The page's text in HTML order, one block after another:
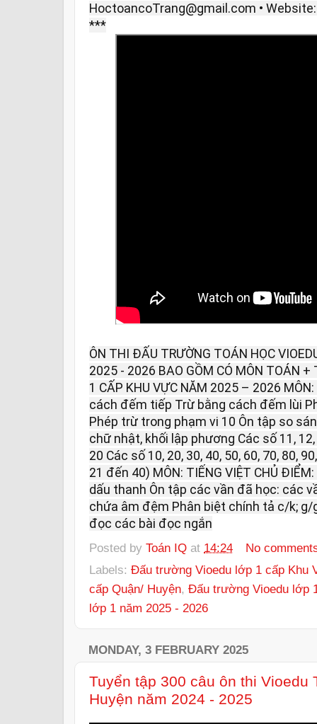
HoctoancoTrang@gmail.com •
***
ÔN THI ĐẤU TRƯỜNG TOÁN HỌC
2025 - 2026 BAO GỒM CÓ MÔN TOÁN +
1 CẤP KHU VỰC NĂM 2025 – 2026
cách đếm tiếp Trừ bằng cách đếm lùi
Phép trừ trong phạm vi 10 Ôn tập so
chữ nhật, khối lập phương Các số 11, 12,
20 Các số 10, 20, 30, 40, 50, 60, 70, 80,
21 đến 40) MÔN: TIẾNG VIỆT CHỦ
dấu thanh Ôn tập các vần đã học: các
chứa âm đệm Phân biệt chính tả c/k; g/
đọc các bài đọc ngắn
Posted by Toán IQ at 14:24
No
Labels: Đấu trường Vioedu lớp 1 cấp Khu
cấp Quận/ Huyện, Đấu trường Vioedu lớp
lớp 1 năm 2025 - 2026
MONDAY, 3 FEBRUARY 2025
Tuyển tập 300 câu ôn thi Vioedu
Huyện năm 2024 - 2025